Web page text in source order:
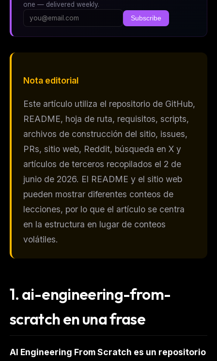
one — delivered weekly.
Subscribe
Nota editorial
Este artículo utiliza el repositorio de GitHub,
README, hoja de ruta, requisitos, scripts,
archivos de construcción del sitio, issues,
PRs, sitio web, Reddit, búsqueda en X y
artículos de terceros recopilados el 2 de
junio de 2026. El README y el sitio web
pueden mostrar diferentes conteos de
lecciones, por lo que el artículo se centra
en la estructura en lugar de conteos
volátiles.
1. ai-engineering-from-
scratch en una frase
AI Engineering From Scratch es un repositorio